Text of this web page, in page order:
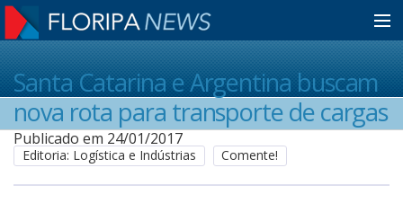
Home
Notícias
Colunistas
Santa Catarina e Argentina buscam
nova rota para transporte de cargas
Publicado em 24/01/2017
Editoria: Logística e Indústrias Comente!